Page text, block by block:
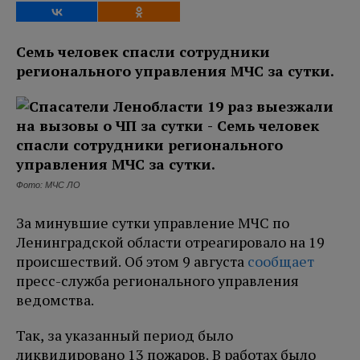
Семь человек спасли сотрудники
регионального управления МЧС за сутки.
Фото: МЧС ЛО
За минувшие сутки управление МЧС по
Ленинградской области отреагировало на 19
происшествий. Об этом 9 августа сообщает
пресс-служба регионального управления
ведомства.
Так, за указанный период было
ликвидировано 13 пожаров. В работах было